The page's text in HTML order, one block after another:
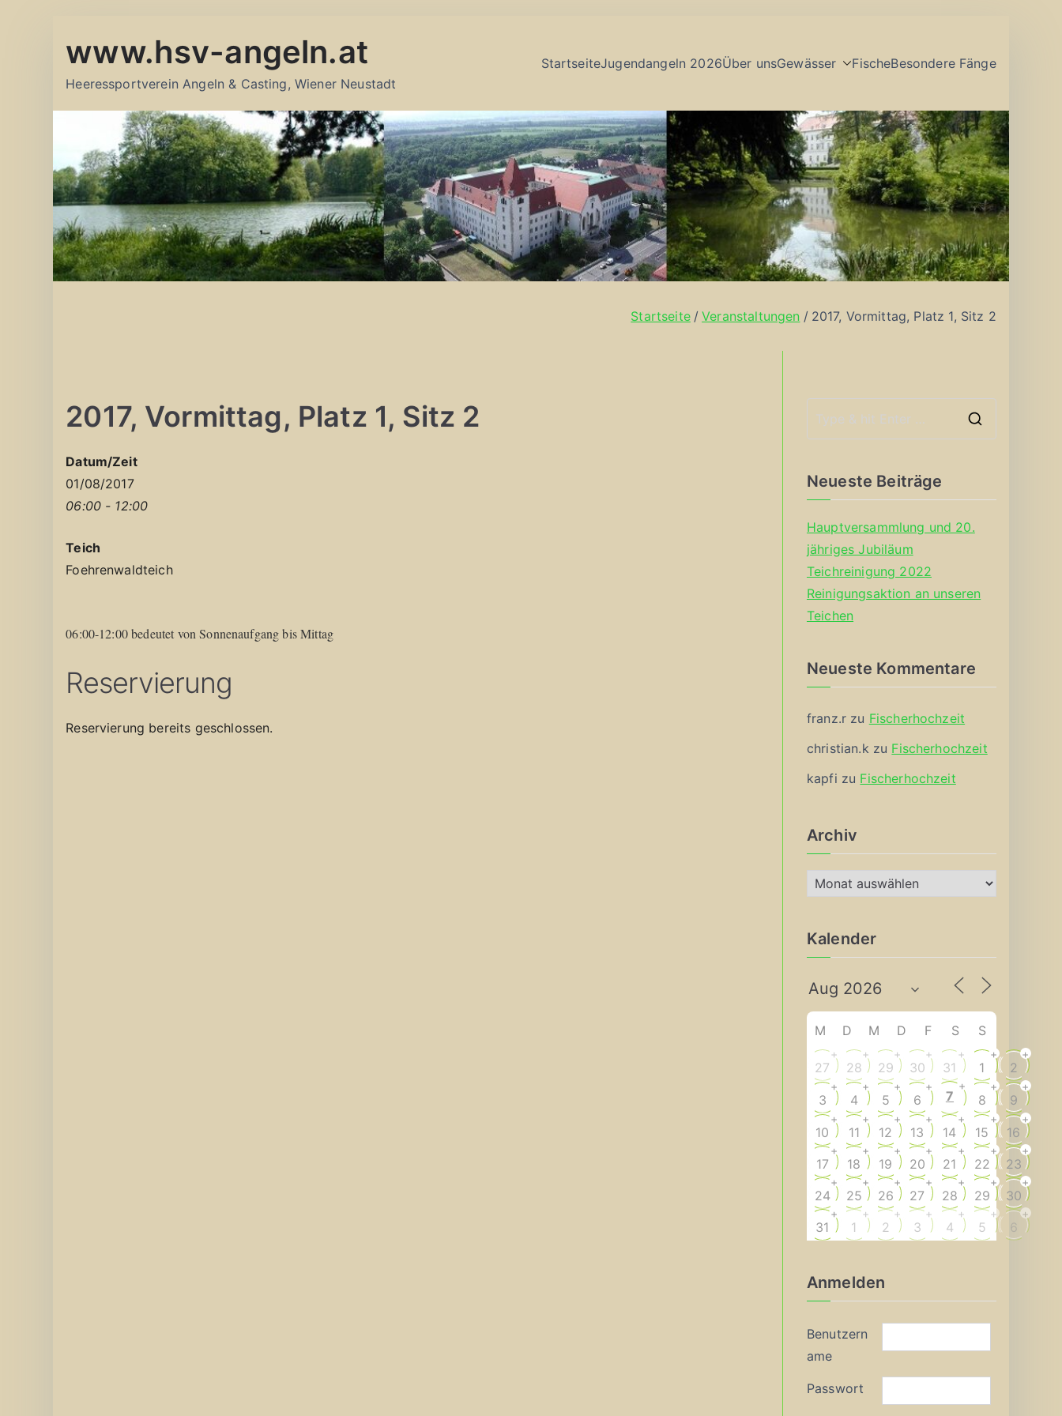
Inhalt
www.hsv-angeln.at
Heeressportverein Angeln & Casting, Wiener Neustadt
StartseiteJugendangeln 2026Über unsGewässer FischeBesondere Fänge
Startseite Veranstaltungen 2017, Vormittag, Platz 1, Sitz 2
2017, Vormittag, Platz 1, Sitz 2
Datum/Zeit
01/08/2017
06:00 - 12:00
Teich
Foehrenwaldteich
06:00-12:00 bedeutet von Sonnenaufgang bis Mittag
Reservierung
Reservierung bereits geschlossen.
Neueste Beiträge
Hauptversammlung und 20.
jähriges Jubiläum
Teichreinigung 2022
Reinigungsaktion an unseren
Teichen
Neueste Kommentare
franz.r zu Fischerhochzeit
christian.k zu Fischerhochzeit
kapfi zu Fischerhochzeit
Archiv
r
h
v
Kalender
M D M D F S S
27
+
28
+
29
+
30
+
31
+
1
+
2
+
3
+
4
+
5
+
6
+
7
+
8
+
9
+
10
+
11
+
12
+
13
+
14
+
15
+
16
+
17
+
18
+
19
+
20
+
21
+
22
+
23
+
24
+
25
+
26
+
27
+
28
+
29
+
30
+
31
+
1
+
2
+
3
+
4
+
5
+
6
+
Anmelden
Benutzern
ame
Passwort